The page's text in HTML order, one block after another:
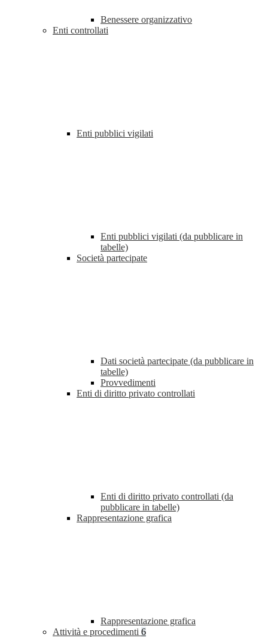
Benessere organizzativo
Enti controllati
Enti pubblici vigilati
Enti pubblici vigilati (da pubblicare in
tabelle)
Società partecipate
Dati società partecipate (da pubblicare in
tabelle)
Provvedimenti
Enti di diritto privato controllati
Enti di diritto privato controllati (da
pubblicare in tabelle)
Rappresentazione grafica
Rappresentazione grafica
Attività e procedimenti 6